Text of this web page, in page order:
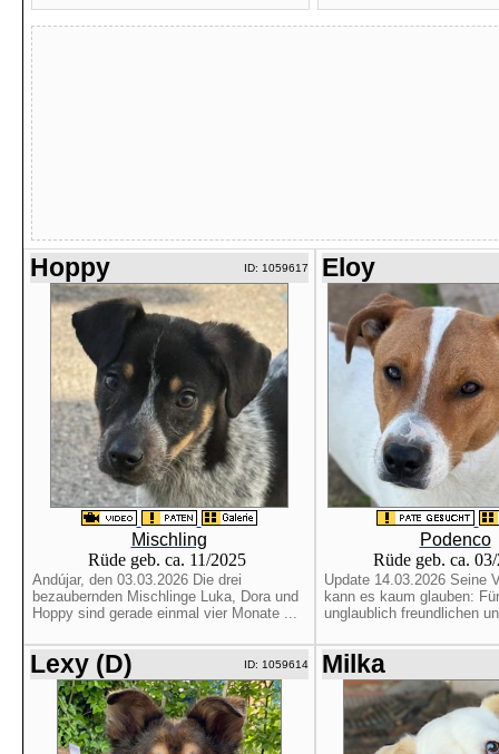
Hoppy ID: 1059617
Mischling
Rüde geb. ca. 11/2025
Andújar, den 03.03.2026 Die drei
bezaubernden Mischlinge Luka, Dora und
Hoppy sind gerade einmal vier Monate ...
Eloy
Podenco
Rüde geb. ca.
Update 14.03.2026 Seine
kann es kaum glauben:
unglaublich freundlichen
Lexy (D) ID: 1059614 Milka